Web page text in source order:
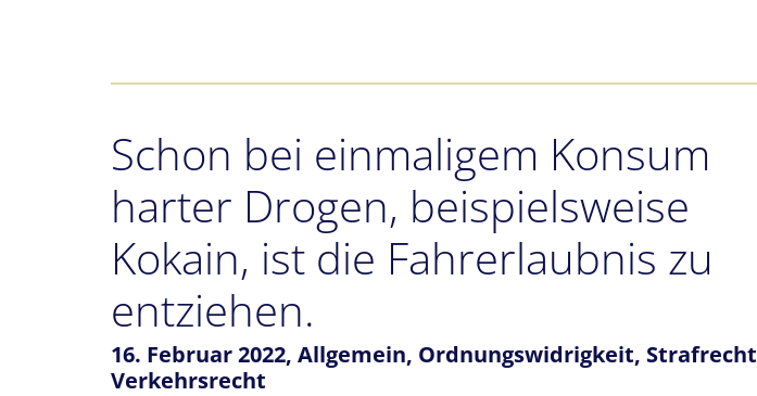
Schon bei einmaligem Konsum
harter Drogen, beispielsweise
Kokain, ist die Fahrerlaubnis zu
entziehen.
16. Februar 2022, Allgemein, Ordnungswidrigkeit, Strafrecht
Verkehrsrecht